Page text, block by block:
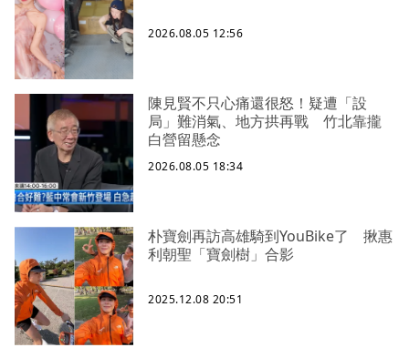
2026.08.05 12:56
陳見賢不只心痛還很怒！疑遭「設
局」難消氣、地方拱再戰 竹北靠攏
白營留懸念
2026.08.05 18:34
朴寶劍再訪高雄騎到YouBike了 揪惠
利朝聖「寶劍樹」合影
2025.12.08 20:51